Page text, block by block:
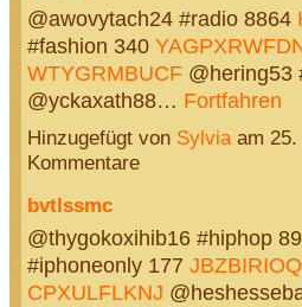
@awovytach24 #radio 8864
#fashion 340
WTYGRMBUCF@hering53
@yckaxath88… Fortfahren
Hinzugefügt von Sylviaam 25.
Kommentare
bvtlssmc
@thygokoxihib16 #hiphop
#iphoneonly 177
CPXULFLKNJ